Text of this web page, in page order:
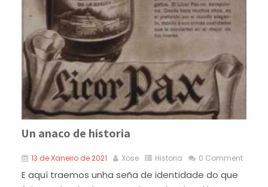
Un anaco de historia
13 de Xaneiro de 2021 Xose Historia 0 Comment
E aquí traemos unha seña de identidade do que